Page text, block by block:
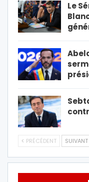
Le
PRÉCÉDENT SUIVANT